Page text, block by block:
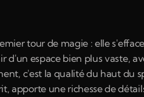
tour de magie : elle
d'un espace bien plus vaste,
c'est la qualité du haut du
apporte une richesse de